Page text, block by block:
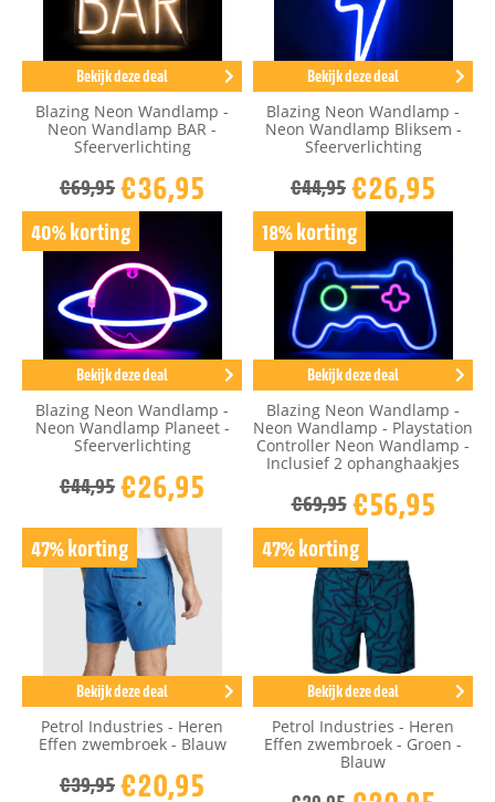
Bekijk deze deal
Blazing Neon Wandlamp -
Neon Wandlamp BAR -
Sfeerverlichting
€69,95€36,95
Bekijk deze deal
Blazing Neon Wandlamp -
Neon Wandlamp Bliksem -
Sfeerverlichting
€44,95€26,95
40% korting
Bekijk deze deal
Blazing Neon Wandlamp -
Neon Wandlamp Planeet -
Sfeerverlichting
€44,95€26,95
18% korting
Bekijk deze deal
Blazing Neon Wandlamp -
Neon Wandlamp - Playstation
Controller Neon Wandlamp -
Inclusief 2 ophanghaakjes
€69,95 €56,95
47% korting
Bekijk deze deal
Petrol Industries - Heren
Effen zwembroek - Blauw
€39,95€20,95
47% korting
Bekijk deze deal
Petrol Industries - Heren
Effen zwembroek - Groen -
Blauw